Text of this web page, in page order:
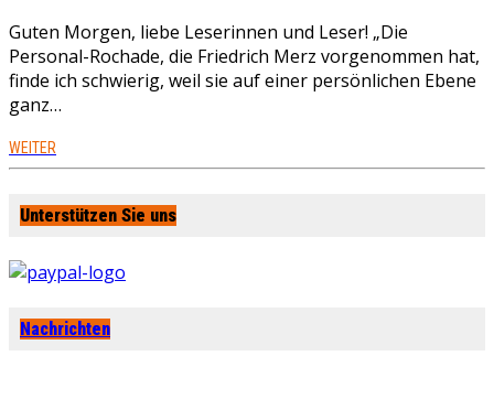
Guten Morgen, liebe Leserinnen und Leser! „Die
Personal-Rochade, die Friedrich Merz vorgenommen hat,
finde ich schwierig, weil sie auf einer persönlichen Ebene
ganz…
WEITER
Unterstützen Sie uns
Nachrichten